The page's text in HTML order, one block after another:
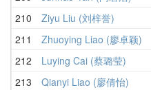
210
Ziyu Liu (刘梓誉)
211
Zhuoying Liao (廖卓颖)
212
Luying Cai (蔡璐莹)
213
Qianyi Liao (廖倩怡)